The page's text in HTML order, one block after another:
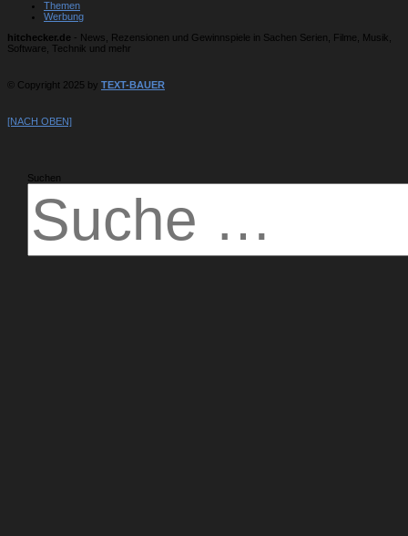
Themen
Werbung
hitchecker.de - News, Rezensionen und Gewinnspiele in Sachen Serien, Filme, Musik,
Software, Technik und mehr
© Copyright 2025 by TEXT-BAUER
[NACH OBEN]
Suchen